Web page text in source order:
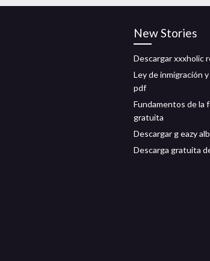
New Stories
Descargar xxxholic
Ley de inmigración
pdf
Fundamentos de la
gratuita
Descargar g eazy
Descarga gratuita